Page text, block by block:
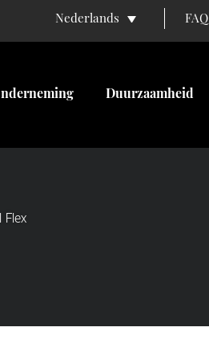
FAQ
Nederlands
Duurzaamheid
Flex